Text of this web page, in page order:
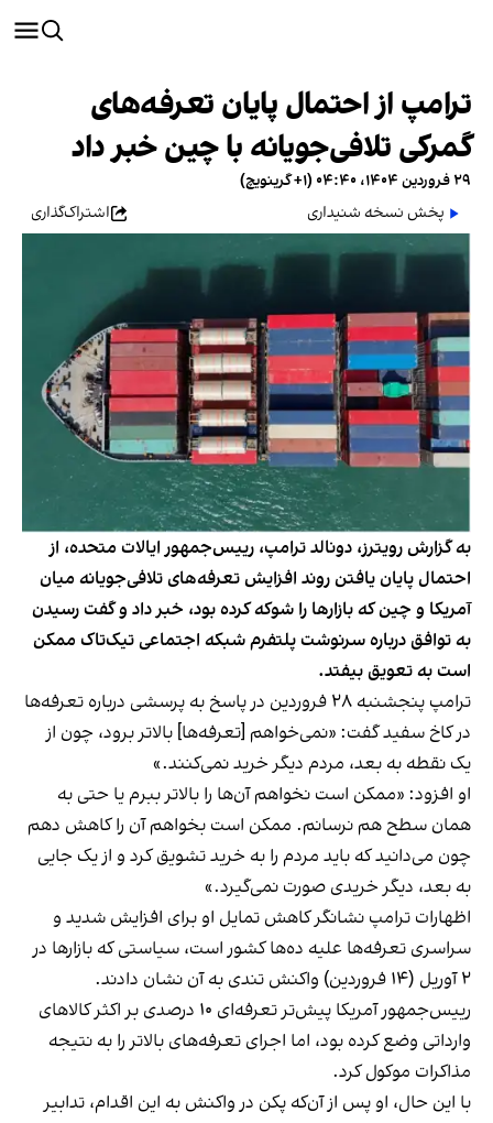
ترامپ از احتمال پایان تعرفه‌های
گمرکی تلافی‌جویانه با چین خبر داد
۲۹ فروردین ۱۴۰۴، ۰۴:۴۰ (‎+۱ گرینویچ)
پخش نسخه شنیداری
اشتراک‌گذاری
به گزارش رویترز، دونالد ترامپ، رییس‌جمهور ایالات متحده، از
احتمال پایان یافتن روند افزایش تعرفه‌های تلافی‌جویانه میان
آمریکا و چین که بازارها را شوکه کرده بود، خبر داد و گفت رسیدن
به توافق درباره سرنوشت پلتفرم شبکه اجتماعی تیک‌تاک ممکن
است به تعویق بیفتد.
ترامپ پنجشنبه ۲۸ فروردین در پاسخ به پرسشی درباره تعرفه‌ها
در کاخ سفید گفت: «نمی‌خواهم [تعرفه‌ها] بالاتر برود، چون از
یک نقطه به بعد، مردم دیگر خرید نمی‌کنند.»
او افزود: «ممکن است نخواهم آن‌ها را بالاتر ببرم یا حتی به
همان سطح هم نرسانم. ممکن است بخواهم آن را کاهش دهم
چون می‌دانید که باید مردم را به خرید تشویق کرد و از یک جایی
به بعد، دیگر خریدی صورت نمی‌گیرد.»
اظهارات ترامپ نشانگر کاهش تمایل او برای افزایش شدید و
سراسری تعرفه‌ها علیه ده‌ها کشور است، سیاستی که بازارها در
۲ آوریل (۱۴ فروردین) واکنش تندی به آن نشان دادند.
رییس‌جمهور آمریکا پیش‌تر تعرفه‌ای ۱۰ درصدی بر اکثر کالاهای
وارداتی وضع کرده بود، اما اجرای تعرفه‌های بالاتر را به نتیجه
مذاکرات موکول کرد.
با این حال، او پس از آن‌که پکن در واکنش به این اقدام، تدابیر